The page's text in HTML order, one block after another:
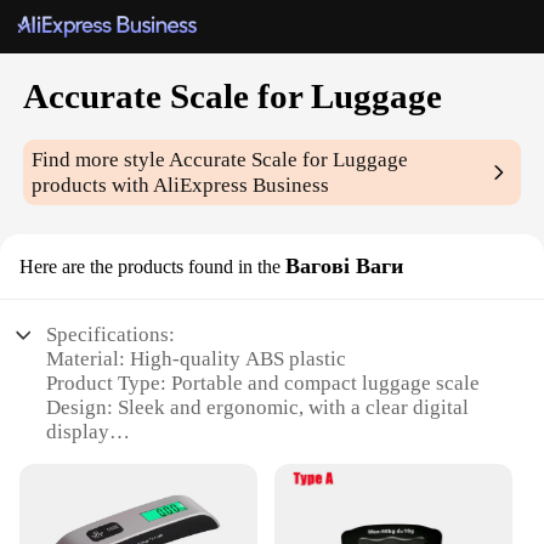
Accurate Scale for Luggage
Find more styleAccurate Scale for Luggage
products with AliExpress Business
Here are the products found in the Вагові Ваги
Specifications:
Material: High-quality ABS plastic
Product Type: Portable and compact luggage scale
Design: Sleek and ergonomic, with a clear digital
display
professionals needing to weigh luggage accurately
Typical Adaptive Scenario: Suitable for airports,
train stations, and any other location where precise